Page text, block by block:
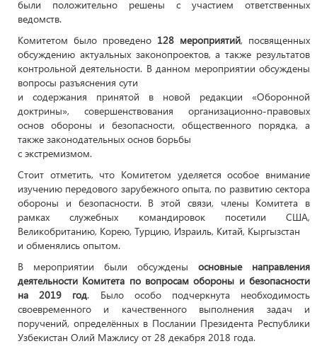
были положительно решены с участием ответственных
ведомств.
Комитетом было проведено 128 мероприятий, посвященных
обсуждению актуальных законопроектов, а также результатов
контрольной деятельности. В данном мероприятии обсуждены
вопросы разъяснения сути
и содержания принятой в новой редакции «Оборонной
доктрины», совершенствования организационно-правовых
основ обороны и безопасности, общественного порядка, а
также законодательных основ борьбы
с экстремизмом.
Стоит отметить, что Комитетом уделяется особое внимание
изучению передового зарубежного опыта, по развитию сектора
обороны и безопасности. В этой связи, члены Комитета в
рамках служебных командировок посетили США,
Великобританию, Корею, Турцию, Израиль, Китай, Кыргызстан
и обменялись опытом.
В мероприятии были обсуждены основные направления
деятельности Комитета по вопросам обороны и безопасности
на 2019 год. Было особо подчеркнута необходимость
своевременного и качественного выполнения задач и
поручений, определённых в Послании Президента Республики
Узбекистан Олий Мажлису от 28 декабря 2018 года.